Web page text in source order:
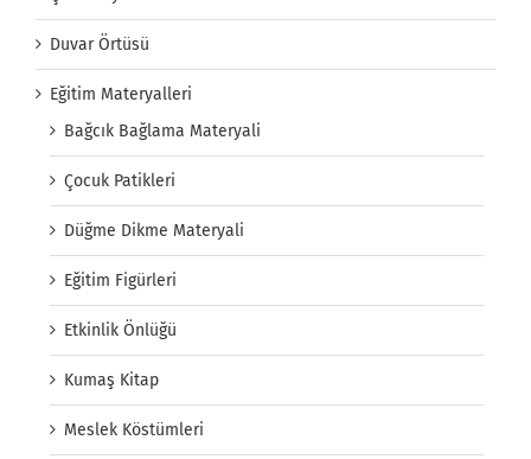
Duvar Örtüsü
Eğitim Materyalleri
Bağcık Bağlama Materyali
Çocuk Patikleri
Düğme Dikme Materyali
Eğitim Figürleri
Etkinlik Önlüğü
Kumaş Kitap
Meslek Köstümleri